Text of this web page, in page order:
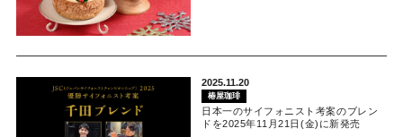
2025.11.20
椿屋珈琲
日本一のサイフォニスト考案のブレン
ドを2025年11月21日(金)に新発売